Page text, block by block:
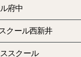
府中
クール西新井
スクール